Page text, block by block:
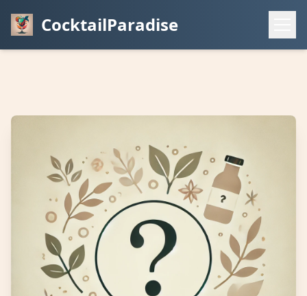
CocktailParadise